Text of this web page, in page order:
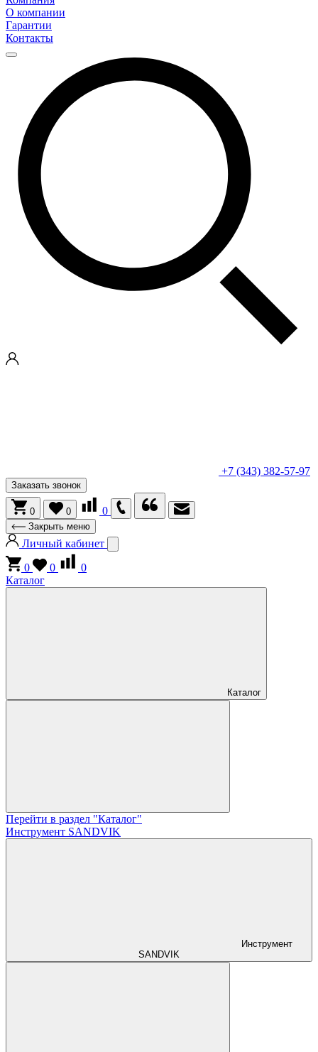
О компании
Гарантии
Контакты
+7 (343) 382-57-97
Заказать звонок
0 0 0
Закрыть меню
Личный кабинет
0
0
0
Каталог
Каталог
Перейти в раздел "Каталог"
Инструмент SANDVIK
Инструмент
SANDVIK